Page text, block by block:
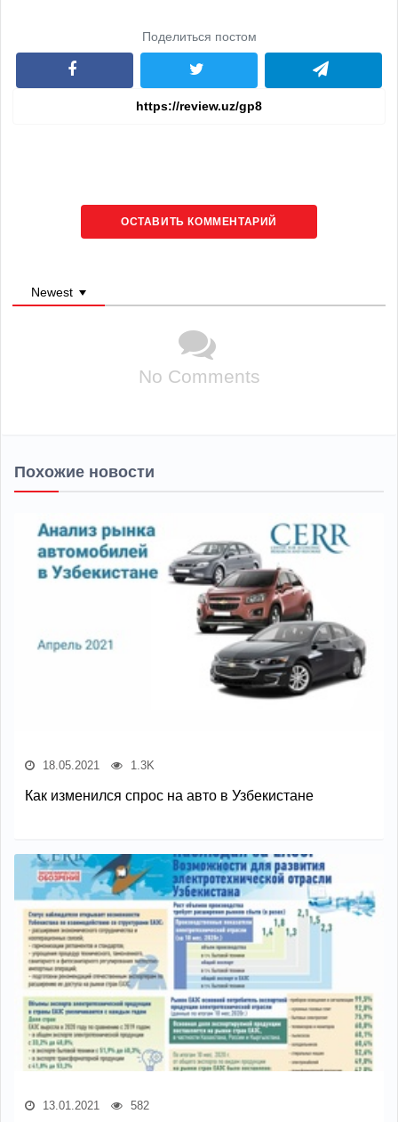
Поделиться постом
ОСТАВИТЬ КОММЕНТАРИЙ
Newest
No Comments
Похожие новости
18.05.2021 1.3K
Как изменился спрос на авто в Узбекистане
13.01.2021 582